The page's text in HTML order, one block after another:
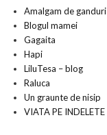
Amalgam de ganduri
Blogul mamei
Gagaita
Hapi
LiluTesa – blog
Raluca
Un graunte de nisip
VIATA PE INDELETE